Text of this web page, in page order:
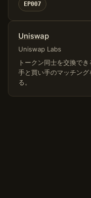
EP007
Uniswap
Uniswap Labs
トークン同士を交換で
手と買い手のマッチン
る。